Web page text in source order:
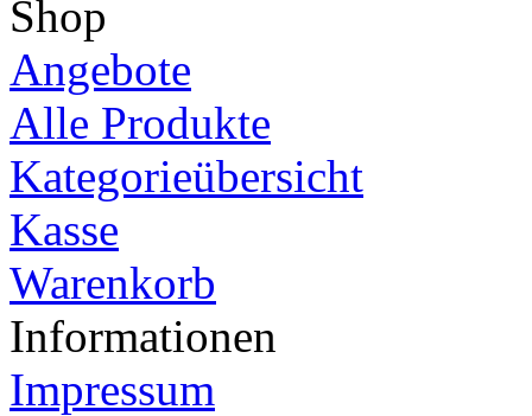
Shop
Angebote
Alle Produkte
Kategorieübersicht
Kasse
Warenkorb
Informationen
Impressum